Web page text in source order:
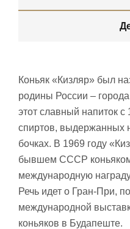
Коньяк «Кизляр» был
родины России –
этот славный напиток с
спиртов, выдержанных
бочках. В 1969 году
бывшем СССР
международную
Речь идет о Гран-При,
международной
коньяков в Будапеште.